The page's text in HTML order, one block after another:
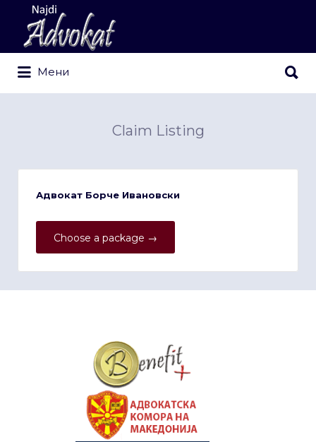
Search
for:
Мени
for:
Claim Listing
Адвокат Борче Ивановски